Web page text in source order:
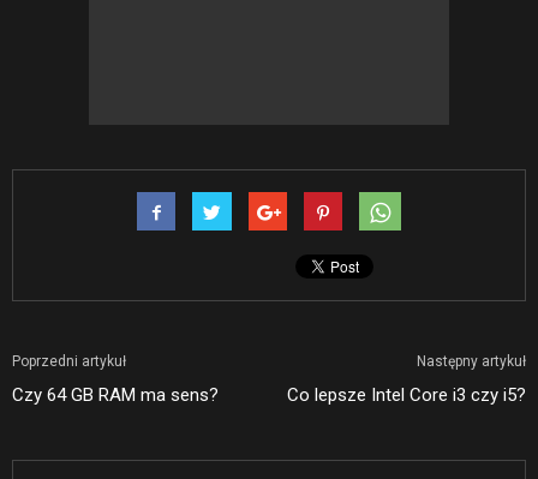
Poprzedni artykuł
Czy 64 GB RAM ma sens?
Następny artykuł
Co lepsze Intel Core i3 czy i5?